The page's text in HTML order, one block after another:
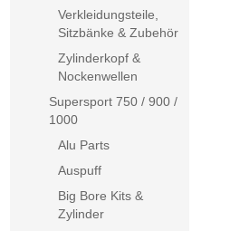
Verkleidungsteile,
Sitzbänke & Zubehör
Zylinderkopf &
Nockenwellen
Supersport 750 / 900 /
1000
Alu Parts
Auspuff
Big Bore Kits &
Zylinder